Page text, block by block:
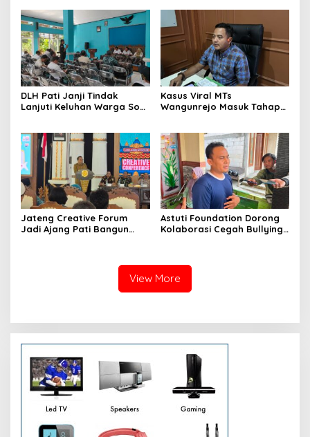
DLH Pati Janji Tindak
Lanjuti Keluhan Warga Soal
Kasus Viral MTs
Wangunrejo Masuk Tahap
Jateng Creative Forum
Jadi Ajang Pati Bangun
Astuti Foundation Dorong
Kolaborasi Cegah Bullying
View More